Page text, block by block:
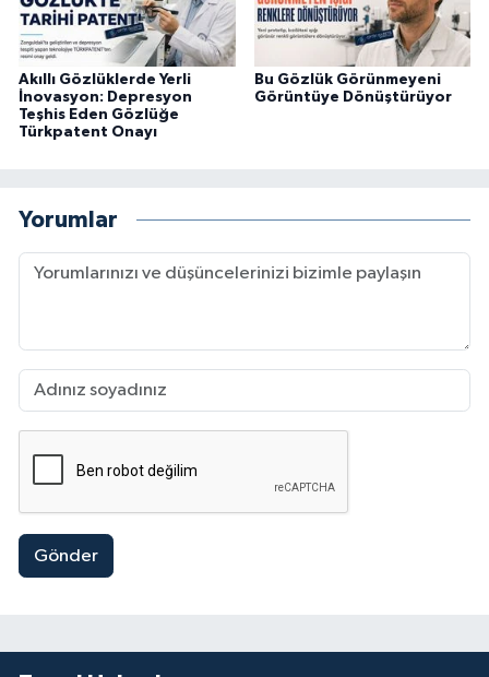
Akıllı Gözlüklerde Yerli
İnovasyon: Depresyon
Teşhis Eden Gözlüğe
Türkpatent Onayı
Bu Gözlük Görünmeyeni
Görüntüye Dönüştürüyor
Yorumlar
Gönder